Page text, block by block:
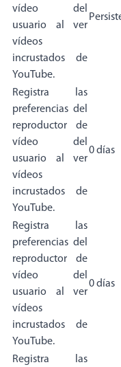
vídeo del
usuario al ver
vídeos
incrustados de
YouTube.
Registra las
preferencias del
reproductor de
vídeo del
usuario al ver
vídeos
incrustados de
YouTube.
0 días
Registra las
preferencias del
reproductor de
vídeo del
usuario al ver
vídeos
incrustados de
YouTube.
0 días
Registra las